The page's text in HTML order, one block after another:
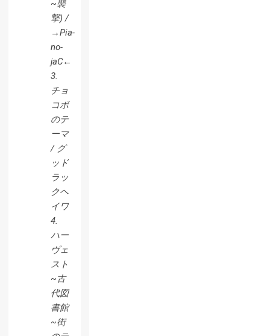
~襲
撃) /
→Pia-
no-
jaC←
3.
チョ
コボ
のテ
ーマ
/ グ
ッド
ラッ
クヘ
イワ
4.
ハー
ヴェ
スト
~古
代図
書館
~街